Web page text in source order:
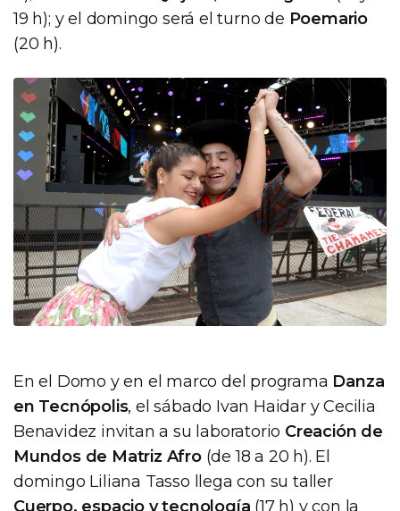
19 h); y el domingo será el turno de Poemario
(20 h).
En el Domo y en el marco del programa Danza
en Tecnópolis, el sábado Ivan Haidar y Cecilia
Benavidez invitan a su laboratorio Creación de
Mundos de Matriz Afro(de 18 a 20 h). El
domingo Liliana Tasso llega con su taller
Cuerpo, espacio y tecnología (17 h) y con la